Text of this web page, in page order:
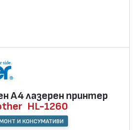
А4 лазерен принтер
HL-1260
И КОНСУМАТИВИ